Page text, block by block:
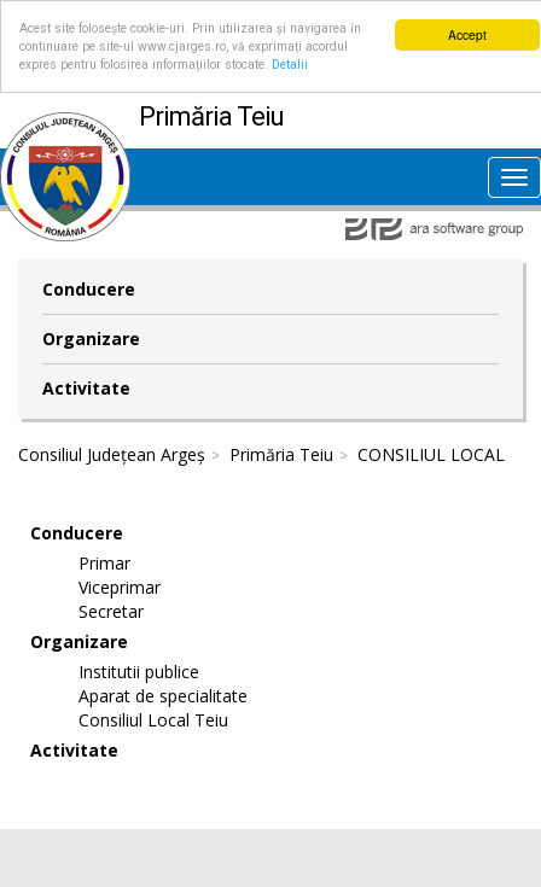
Accept
Acest site folosește cookie-uri. Prin utilizarea și navigarea în
continuare pe site-ul www.cjarges.ro, vă exprimați acordul
expres pentru folosirea informațiilor stocate.
Detalii
Primăria Teiu
Conducere
Organizare
Activitate
Consiliul Județean Argeș Primăria Teiu CONSILIUL LOCAL
Conducere
Primar
Viceprimar
Secretar
Organizare
Institutii publice
Aparat de specialitate
Consiliul Local Teiu
Activitate